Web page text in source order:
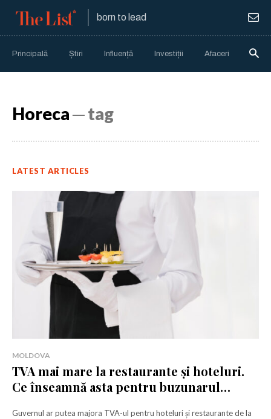
born to lead
Principală Știri Influență Investiții Afaceri
Horeca─ tag
LATEST ARTICLES
MOLDOVA
TVA mai mare la restaurante și hoteluri.
Ce înseamnă asta pentru buzunarul
Guvernul ar putea majora TVA-ul pentru hoteluri și restaurante de la